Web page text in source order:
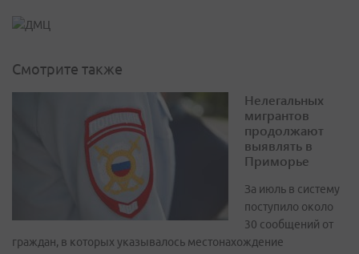
Смотрите также
Нелегальных
мигрантов
продолжают
выявлять в
Приморье
За июль в систему
поступило около
30 сообщений от
граждан, в которых указывалось местонахождение